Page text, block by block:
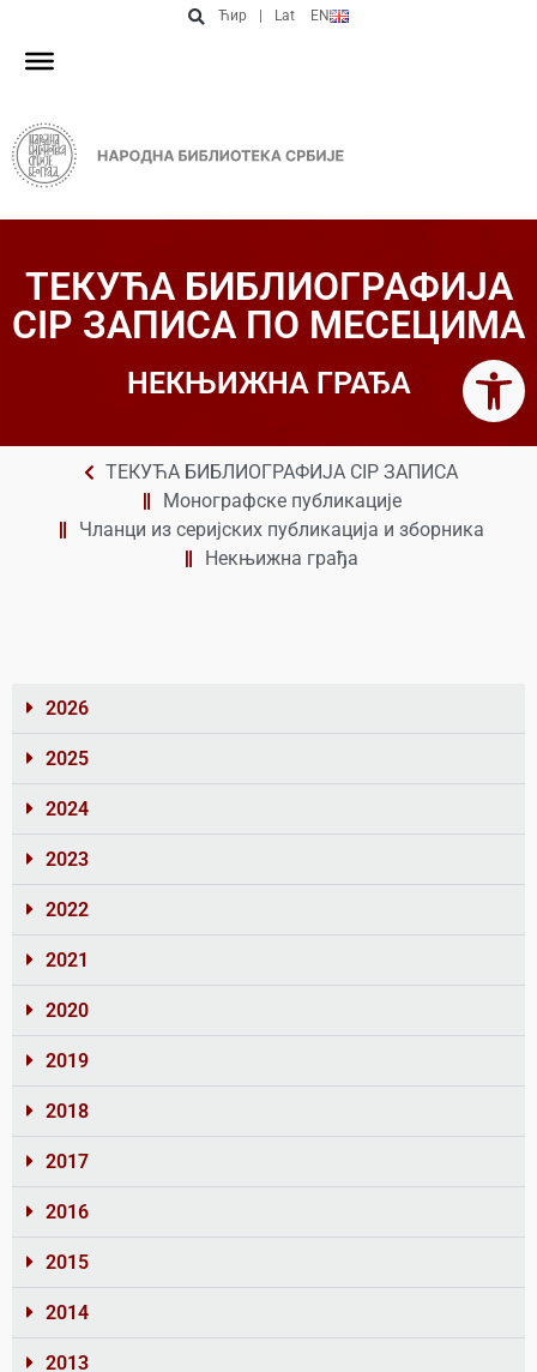
Ћир Lat EN
ТЕКУЋА БИБЛИОГРАФИЈА
CIP ЗАПИСА ПО МЕСЕЦИМА
НЕКЊИЖНА ГРАЂА
ТЕКУЋА БИБЛИОГРАФИЈА CIP ЗАПИСА
Монографске публикације
Чланци из серијских публикација и зборника
Некњижна грађа
2026
2025
2024
2023
2022
2021
2020
2019
2018
2017
2016
2015
2014
2013